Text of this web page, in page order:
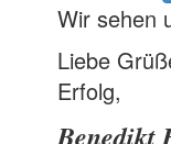
Wir sehen
Liebe
Erfolg,
Benedikt